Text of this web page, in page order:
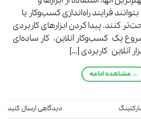
فرایند راه‌اندازی کسب‌وکار یا
کنند. پیدا کردن ابزارهای کاربردی
یک کسب‌وکار آنلاین، کار ساده‌ای
← مشاهده ادامه
دیدگاهی ارسال کنید